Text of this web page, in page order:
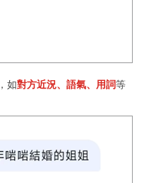
如對方近況、語氣、用詞等